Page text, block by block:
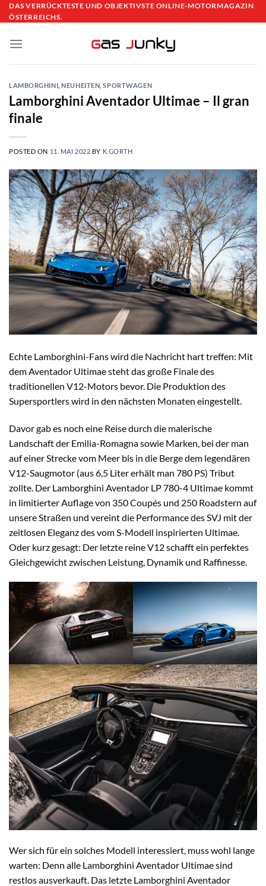
Skip
to
DAS VERRÜCKTESTE UND OBJEKTIVSTE ONLINE-MOTORMAGAZIN
ÖSTERREICHS.
LAMBORGHINI ,NEUHEITEN ,SPORTWAGEN
Lamborghini Aventador Ultimae – Il gran
finale
POSTED ON 11. MAI 2022 BY K.GORTH
Echte Lamborghini-Fans wird die Nachricht hart treffen: Mit
dem Aventador Ultimae steht das große Finale des
traditionellen V12-Motors bevor. Die Produktion des
Supersportlers wird in den nächsten Monaten eingestellt.
Davor gab es noch eine Reise durch die malerische
Landschaft der Emilia-Romagna sowie Marken, bei der man
auf einer Strecke vom Meer bis in die Berge dem legendären
V12-Saugmotor (aus 6,5 Liter erhält man 780 PS) Tribut
zollte. Der Lamborghini Aventador LP 780-4 Ultimae kommt
in limitierter Auflage von 350 Coupés und 250 Roadstern auf
unsere Straßen und vereint die Performance des SVJ mit der
zeitlosen Eleganz des vom S-Modell inspirierten Ultimae.
Oder kurz gesagt: Der letzte reine V12 schafft ein perfektes
Gleichgewicht zwischen Leistung, Dynamik und Raffinesse.
Wer sich für ein solches Modell interessiert, muss wohl lange
warten: Denn alle Lamborghini Aventador Ultimae sind
restlos ausverkauft. Das letzte Lamborghini Aventador